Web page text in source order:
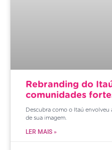
Rebranding do
comunidades
Descubra como o Itaú
de sua imagem.
LER MAIS »